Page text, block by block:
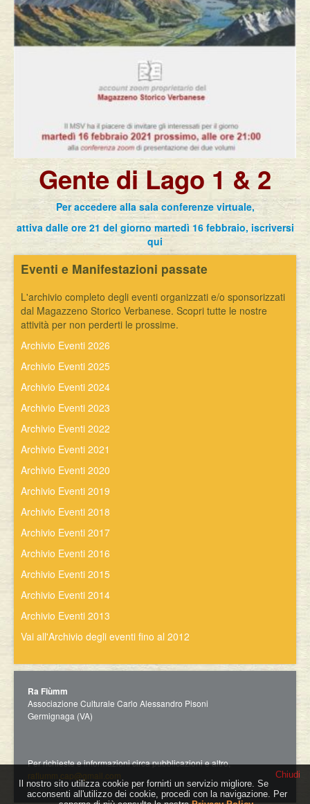
Gente di Lago 1 & 2
Per accedere alla sala conferenze virtuale,
attiva dalle ore 21 del giorno martedì 16 febbraio, iscriversi
qui
Eventi e Manifestazioni passate
L'archivio completo degli eventi organizzati e/o sponsorizzati
dal Magazzeno Storico Verbanese. Scopri tutte le nostre
attività per non perderti le prossime.
Archivio Eventi 2026
Archivio Eventi 2025
Archivio Eventi 2024
Archivio Eventi 2023
Archivio Eventi 2022
Archivio Eventi 2021
Archivio Eventi 2020
Archivio Eventi 2019
Archivio Eventi 2018
Archivio Eventi 2017
Archivio Eventi 2016
Archivio Eventi 2015
Archivio Eventi 2014
Archivio Eventi 2013
Vai all'Archivio degli eventi fino al 2012
Ra Fiùmm
Associazione Culturale Carlo Alessandro Pisoni
Germignaga (VA)
Per richieste e informazioni circa pubblicazioni e altro,
rafiumm.cap@gmail.com
Chiudi
Il nostro sito utilizza cookie per fornirti un servizio migliore. Se
acconsenti all'utilizzo dei cookie, procedi con la navigazione. Per